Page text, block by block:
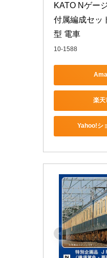
KATO Nゲー
付属編成セッ
型 電車
10-1588
楽天
Yahoo!シ